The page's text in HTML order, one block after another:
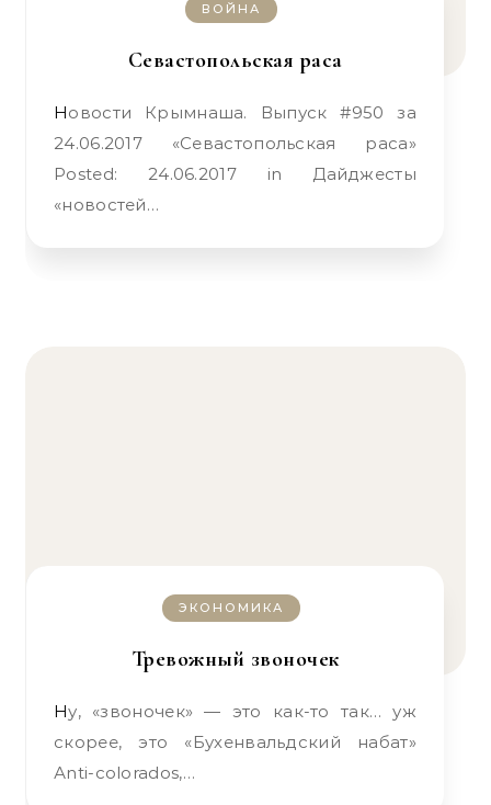
ВОЙНА
Севастопольская раса
Новости Крымнаша. Выпуск #950 за
24.06.2017 «Севастопольская раса»
Posted: 24.06.2017 in Дайджесты
«новостей…
ЭКОНОМИКА
Тревожный звоночек
Ну, «звоночек» — это как-то так… уж
скорее, это «Бухенвальдский набат»
Аnti-colorados,…